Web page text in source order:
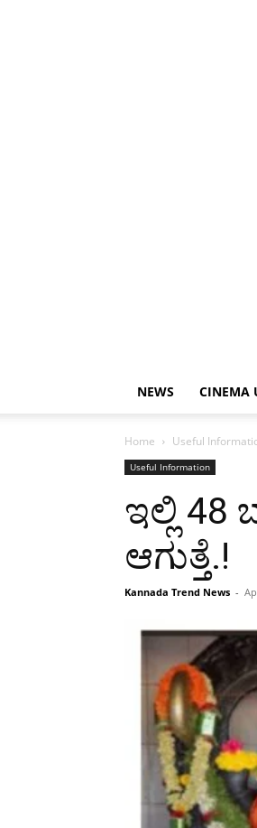
NEWS CINEMA
Home Useful
Useful Information
ಇಲ್ಲಿ 48
ಆಗುತ್ತೆ.!
Kannada Trend News -